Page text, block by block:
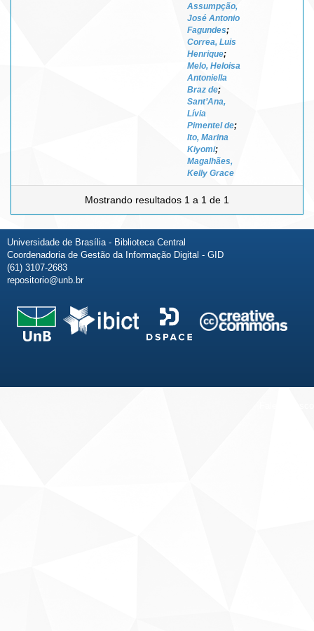
Assumpção,
José Antonio
Fagundes;
Correa, Luis
Henrique;
Melo, Heloisa
Antoniella
Braz de;
Sant’Ana,
Lívia
Pimentel de;
Ito, Marina
Kiyomi;
Magalhães,
Kelly Grace
Mostrando resultados 1 a 1 de 1
Universidade de Brasília - Biblioteca Central
Coordenadoria de Gestão da Informação Digital - GID
(61) 3107-2683
repositorio@unb.br